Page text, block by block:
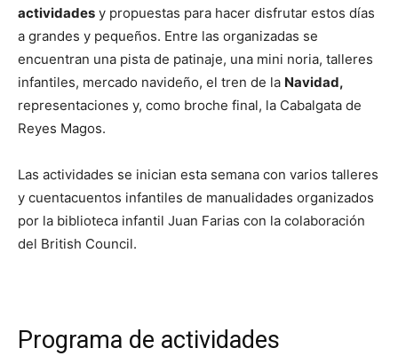
actividades y propuestas para hacer disfrutar estos días
a grandes y pequeños. Entre las organizadas se
encuentran una pista de patinaje, una mini noria, talleres
infantiles, mercado navideño, el tren de la Navidad,
representaciones y, como broche final, la Cabalgata de
Reyes Magos.
Las actividades se inician esta semana con varios talleres
y cuentacuentos infantiles de manualidades organizados
por la biblioteca infantil Juan Farias con la colaboración
del British Council.
Programa de actividades